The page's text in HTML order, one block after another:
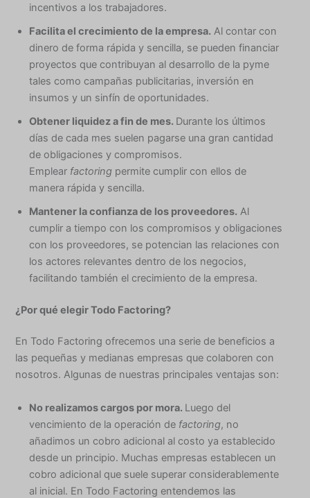
incentivos a los trabajadores.
Facilita el crecimiento de la empresa. Al contar con
dinero de forma rápida y sencilla, se pueden financiar
proyectos que contribuyan al desarrollo de la pyme
tales como campañas publicitarias, inversión en
insumos y un sinfín de oportunidades.
Obtener liquidez a fin de mes. Durante los últimos
días de cada mes suelen pagarse una gran cantidad
de obligaciones y compromisos.
Emplear factoring permite cumplir con ellos de
manera rápida y sencilla.
Mantener la confianza de los proveedores. Al
cumplir a tiempo con los compromisos y obligaciones
con los proveedores, se potencian las relaciones con
los actores relevantes dentro de los negocios,
facilitando también el crecimiento de la empresa.
¿Por qué elegir Todo Factoring?
En Todo Factoring ofrecemos una serie de beneficios a
las pequeñas y medianas empresas que colaboren con
nosotros. Algunas de nuestras principales ventajas son:
No realizamos cargos por mora. Luego del
vencimiento de la operación de factoring, no
añadimos un cobro adicional al costo ya establecido
desde un principio. Muchas empresas establecen un
cobro adicional que suele superar considerablemente
al inicial. En Todo Factoring entendemos las